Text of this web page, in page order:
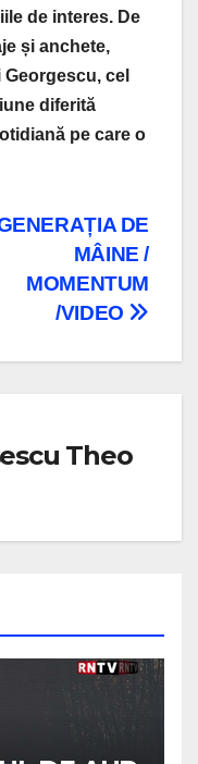
de interes. De
și anchete,
cel
diferită
pe care o
DE
MÂINE /
MOMENTUM
/VIDEO
Theo